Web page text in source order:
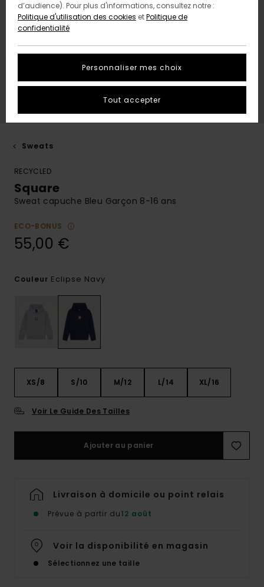
Sweats
RECYCLED
Square
Sweat capuche Bleu Garçon 8-16 ans
ECO-BONUS
55,00 €
Couleur Eclipse Navy
XS/8 S/10 M/12 L/14 XL/16
Voir Le Guide Des Tailles
Ajouter au panier
Livraison à domicile ou point relais
Prévue à partir du12 août
Voir la disponibilité en magasin
Sélectionnez une taille
d’audience). Pour plus d'informations, consultez notre :
Politique d'utilisation des cookies etPolitique de
confidentialité
Personnaliser mes choix
Tout accepter